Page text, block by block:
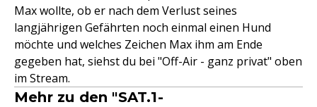
Max wollte, ob er nach dem Verlust seines
langjährigen Gefährten noch einmal einen Hund
möchte und welches Zeichen Max ihm am Ende
gegeben hat, siehst du bei "Off-Air - ganz privat" oben
im Stream.
Mehr zu den "SAT.1-